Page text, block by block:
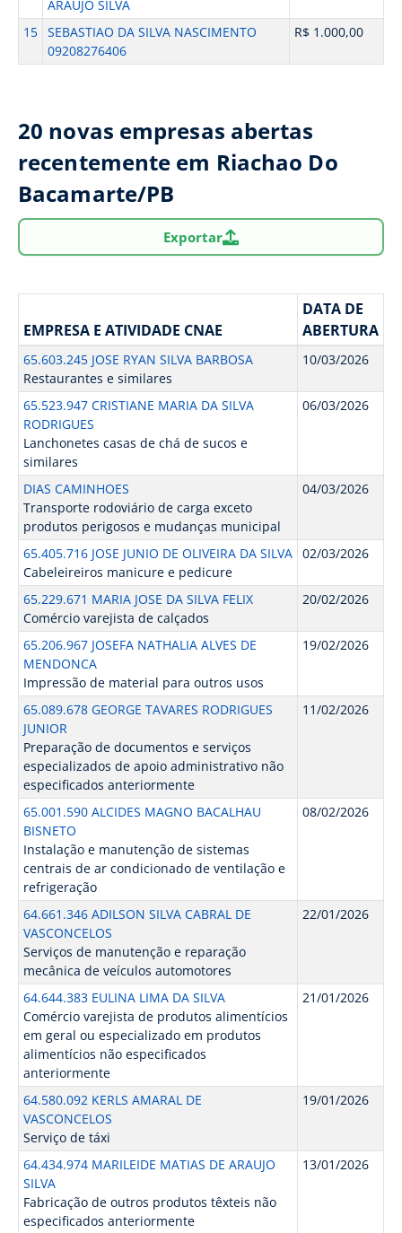
ARAUJO SILVA
15 SEBASTIAO DA SILVA NASCIMENTO
09208276406
R$ 1.000,00
20 novas empresas abertas
recentemente em Riachao Do
Bacamarte/PB
Exportar
EMPRESA E ATIVIDADE CNAE
DATA DE
ABERTURA
65.603.245 JOSE RYAN SILVA BARBOSA
Restaurantes e similares
10/03/2026
65.523.947 CRISTIANE MARIA DA SILVA
RODRIGUES
Lanchonetes casas de chá de sucos e
similares
06/03/2026
DIAS CAMINHOES
Transporte rodoviário de carga exceto
produtos perigosos e mudanças municipal
04/03/2026
65.405.716 JOSE JUNIO DE OLIVEIRA DA SILVA
Cabeleireiros manicure e pedicure
02/03/2026
65.229.671 MARIA JOSE DA SILVA FELIX
Comércio varejista de calçados
20/02/2026
65.206.967 JOSEFA NATHALIA ALVES DE
MENDONCA
Impressão de material para outros usos
19/02/2026
65.089.678 GEORGE TAVARES RODRIGUES
JUNIOR
Preparação de documentos e serviços
especializados de apoio administrativo não
especificados anteriormente
11/02/2026
65.001.590 ALCIDES MAGNO BACALHAU
BISNETO
Instalação e manutenção de sistemas
centrais de ar condicionado de ventilação e
refrigeração
08/02/2026
64.661.346 ADILSON SILVA CABRAL DE
VASCONCELOS
Serviços de manutenção e reparação
mecânica de veículos automotores
22/01/2026
64.644.383 EULINA LIMA DA SILVA
Comércio varejista de produtos alimentícios
em geral ou especializado em produtos
alimentícios não especificados
anteriormente
21/01/2026
64.580.092 KERLS AMARAL DE
VASCONCELOS
Serviço de táxi
19/01/2026
64.434.974 MARILEIDE MATIAS DE ARAUJO
SILVA
Fabricação de outros produtos têxteis não
especificados anteriormente
13/01/2026